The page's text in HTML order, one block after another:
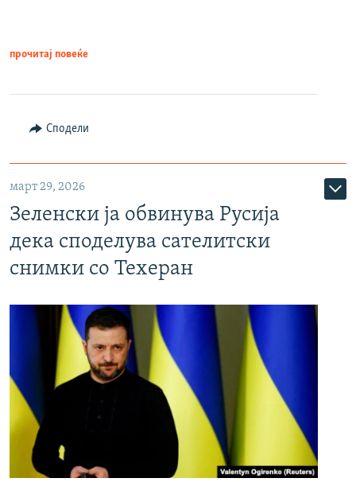
прочитај повеќе
Сподели
март 29, 2026
Зеленски ја обвинува Русија
дека споделува сателитски
снимки со Техеран